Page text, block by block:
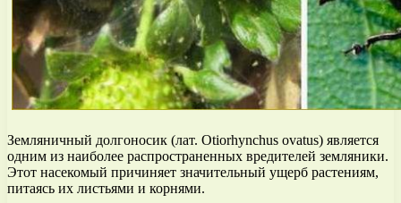
Земляничный долгоносик (лат. Otiorhynchus ovatus) является
одним из наиболее распространенных вредителей земляники.
Этот насекомый причиняет значительный ущерб растениям,
питаясь их листьями и корнями.